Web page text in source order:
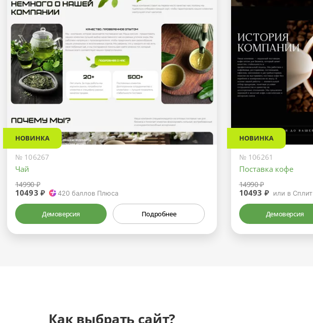
НОВИНКА
№ 106267
Чай
14990 ₽
10493 ₽ 420 баллов Плюса
Демоверсия Подробнее
НОВИНКА
№ 106261
Поставка кофе
14990 ₽
10493 ₽ или в Сплит
Демоверсия
Как выбрать сайт?